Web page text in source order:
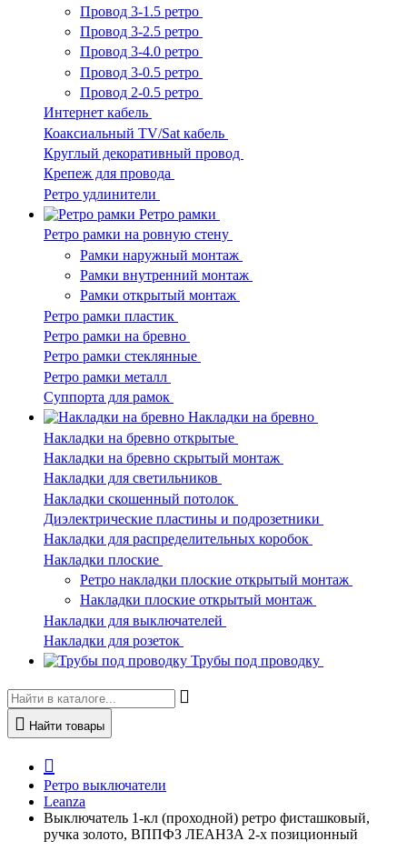
Провод 3-1.5 ретро
Провод 3-2.5 ретро
Провод 3-4.0 ретро
Провод 3-0.5 ретро
Провод 2-0.5 ретро
Интернет кабель
Коаксиальный TV/Sat кабель
Круглый декоративный провод
Крепеж для провода
Ретро удлинители
Ретро рамки
Ретро рамки на ровную стену
Рамки наружный монтаж
Рамки внутренний монтаж
Рамки открытый монтаж
Ретро рамки пластик
Ретро рамки на бревно
Ретро рамки стеклянные
Ретро рамки металл
Суппорта для рамок
Накладки на бревно
Накладки на бревно открытые
Накладки на бревно скрытый монтаж
Накладки для светильников
Накладки скошенный потолок
Диэлектрические пластины и подрозетники
Накладки для распределительных коробок
Накладки плоские
Ретро накладки плоские открытый монтаж
Накладки плоские открытый монтаж
Накладки для выключателей
Накладки для розеток
Трубы под проводку
Найти товары
Ретро выключатели
Leanza
Выключатель 1-кл (проходной) ретро фисташковый,
ручка золото, ВППФЗ ЛЕАНЗА 2-х позиционный